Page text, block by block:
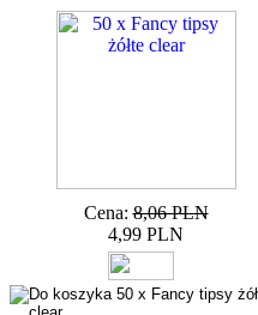
Cena: 8,06 PLN
4,99 PLN